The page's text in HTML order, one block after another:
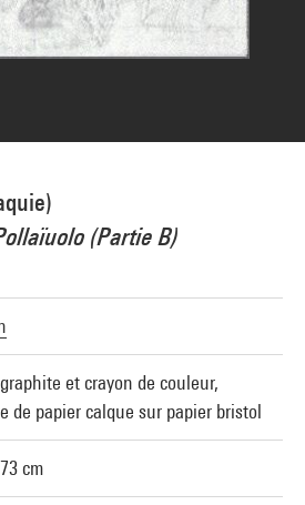
(Partie B)
et crayon de couleur,
de papier calque sur papier bristol
cm
MNAM-CCI/Service de la documentation
[1981 X 0916]